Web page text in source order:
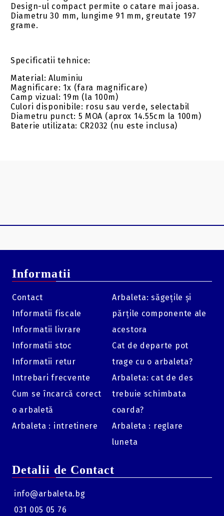
Design-ul compact permite o catare mai joasa.
Diametru 30 mm, lungime 91 mm, greutate 197
grame.
Specificatii tehnice:
Material: Aluminiu
Magnificare: 1x (fara magnificare)
Camp vizual: 19m (la 100m)
Culori disponibile: rosu sau verde, selectabil
Diametru punct: 5 MOA (aprox 14.55cm la 100m)
Baterie utilizata: CR2032 (nu este inclusa)
Informatii
Contact
Informatii fiscale
Informatii livrare
Informatii stoc
Informatii retur
Intrebari frecvente
Cum se încarcă corect
o arbaletă
Arbaleta : intretinere
Arbaleta: săgețile și
părțile componente ale
acestora
Cat de departe pot
trage cu o arbaleta?
Arbaleta: cat de des
trebuie schimbata
coarda?
Arbaleta : reglare
luneta
Detalii de Contact
info@arbaleta.bg
031 005 05 76